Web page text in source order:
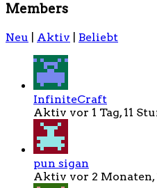
Members
Neu Aktiv Beliebt
InfiniteCraft
Aktiv vor 1 Tag, 11
pun sigan
Aktiv vor 2 Monaten,